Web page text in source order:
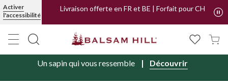
Activer
l'accessibilité
Livraison offerte en FR et BE | Forfait pour CH
Un sapin qui vous ressemble Découvrir